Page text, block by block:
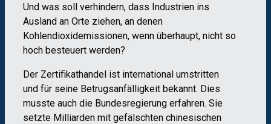
Und was soll verhindern, dass Industrien ins
Ausland an Orte ziehen, an denen
Kohlendioxidemissionen, wenn überhaupt, nicht so
hoch besteuert werden?
Der Zertifikathandel ist international umstritten
und für seine Betrugsanfälligkeit bekannt. Dies
musste auch die Bundesregierung erfahren. Sie
setzte Milliarden mit gefälschten chinesischen